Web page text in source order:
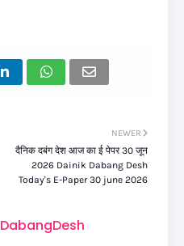
NEWER
दैनिक दबंग देश आज का ई पेपर 30 जून
2026 Dainik Dabang Desh
Today's E-Paper 30 june 2026
DabangDesh